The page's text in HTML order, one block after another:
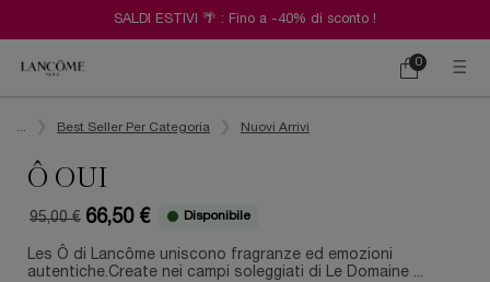
SALDI ESTIVI 🌴 : Fino a -40% di sconto !
Carrello
0
0 prodotto
Best Seller Per Categoria Nuovi Arrivi
Ô OUI
Old price
95,00 €
New price
66,50 € Disponibile
Les Ô di Lancôme uniscono fragranze ed emozioni
autentiche.Create nei campi soleggiati di Le Domaine ...